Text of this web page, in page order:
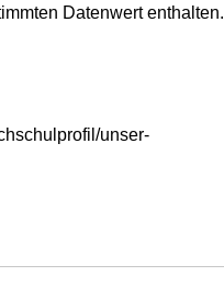
Datenwert enthalten.
unser-